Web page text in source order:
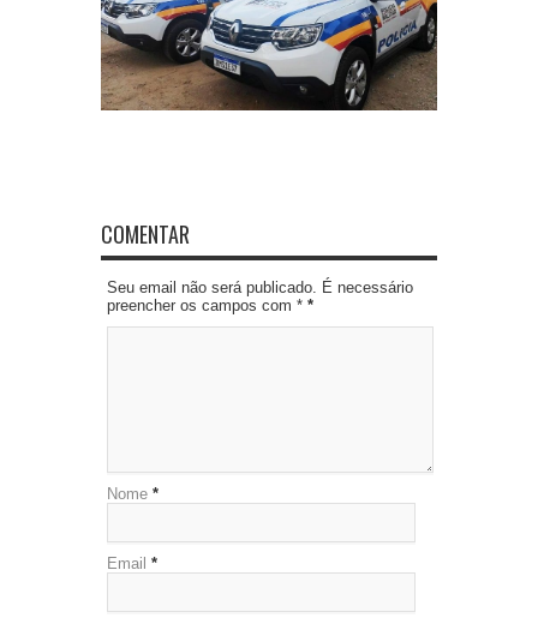
COMENTAR
Seu email não será publicado. É necessário
preencher os campos com * *
Nome *
Email *